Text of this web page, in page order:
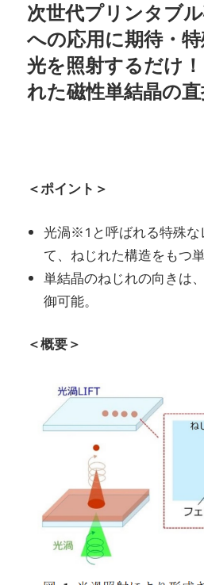
次世代プリンタブ
への応用に期待・
光を照射するだけ
れた磁性単結晶の
＜ポイント＞
光渦※1と呼ばれる特殊な
て、ねじれた構造をもつ
単結晶のねじれの向きは
御可能。
＜概要＞